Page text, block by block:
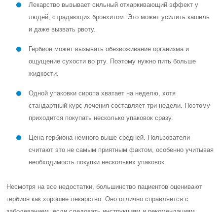
Лекарство вызывает сильный отхаркивающий эффект у
людей, страдающих бронхитом. Это может усилить кашель
и даже вызвать рвоту.
Гербион может вызывать обезвоживание организма и
ощущение сухости во рту. Поэтому нужно пить больше
жидкости.
Одной упаковки сиропа хватает на неделю, хотя
стандартный курс лечения составляет три недели. Поэтому
приходится покупать несколько упаковок сразу.
Цена гербиона немного выше средней. Пользователи
считают это не самым приятным фактом, особенно учитывая
необходимость покупки нескольких упаковок.
Несмотря на все недостатки, большинство пациентов оценивают
гербион как хорошее лекарство. Оно отлично справляется с